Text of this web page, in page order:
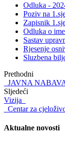
Odluka -
Poziv na
Zapisnik
Odluka o
Sastav
Rjesenje
Sluzbena
Prethodni
JAVNA
Sljedeći
Vizija
Centar za
Aktualne novosti